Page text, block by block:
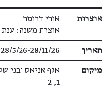
פרטי תערוכה
אוצרוּת
אורי דרומר
אוצרת משנה: ענת
תאריך 28/5/26​-​28/11/26
מיקום
אגף אניאס ובני
1, 2